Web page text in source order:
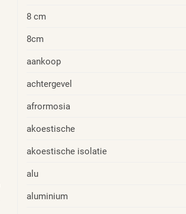
8 cm
8cm
aankoop
achtergevel
afrormosia
akoestische
akoestische isolatie
alu
aluminium